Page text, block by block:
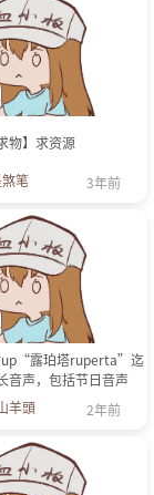
求物】求资源
笔 3年前
up“露珀塔ruperta”迄
音声，包括节日音声
羊頭
2年前